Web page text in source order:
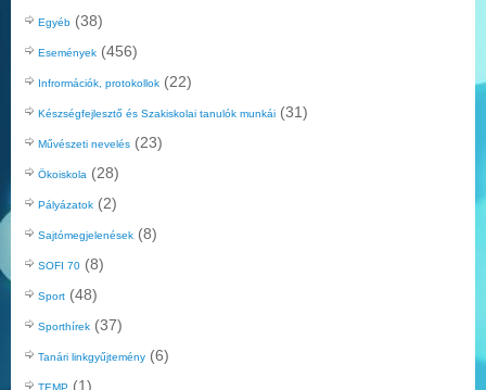
Egyéb (38)
Események (456)
Infrormációk, protokollok (22)
Készségfejlesztő és Szakiskolai tanulók munkái (31)
Művészeti nevelés (23)
Ökoiskola (28)
Pályázatok (2)
Sajtómegjelenések (8)
SOFI 70 (8)
Sport (48)
Sporthírek (37)
Tanári linkgyűjtemény (6)
TEMP (1)